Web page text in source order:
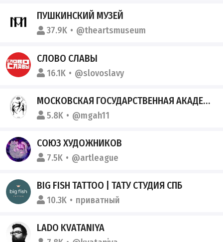
ПУШКИНСКИЙ МУЗЕЙ
37.9K @theartsmuseum
СЛОВО СЛАВЫ
16.1K @slovoslavy
МОСКОВСКАЯ ГОСУДАРСТВЕННАЯ АКАДЕМИЯ ХОРЕОГРАФИИ
5.8K @mgah11
СОЮЗ ХУДОЖНИКОВ
7.5K @artleague
BIG FISH TATTOO | ТАТУ СТУДИЯ СПБ
10.3K приватный
LADO KVATANIYA